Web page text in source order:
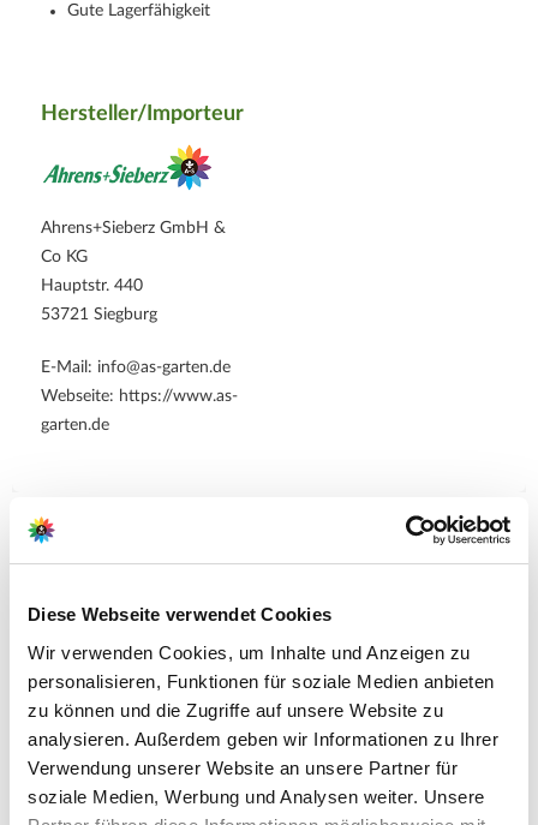
Diese Webseite verwendet Cookies
Wir verwenden Cookies, um Inhalte und Anzeigen zu
personalisieren, Funktionen für soziale Medien anbieten
zu können und die Zugriffe auf unsere Website zu
analysieren. Außerdem geben wir Informationen zu Ihrer
Verwendung unserer Website an unsere Partner für
soziale Medien, Werbung und Analysen weiter. Unsere
Gute Lagerfähigkeit
Hersteller/Importeur
Ahrens+Sieberz GmbH &
Co KG
Hauptstr. 440
53721 Siegburg
E-Mail: info@as-garten.de
Webseite: https://www.as-
garten.de
Standort:
sonnig bis halbschattig
Boden:
leicht bis mittelschwer, evtl. mit abgelagertem, kompostiertem
Mist aufbessern
Zubehör Produkte